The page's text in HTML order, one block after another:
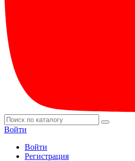
Войти
Войти
Регистрация